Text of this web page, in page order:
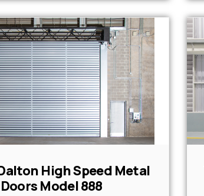
High Speed Metal
Doors Model 888